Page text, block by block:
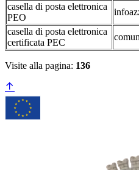
casella di posta elettronica
PEO
casella di posta elettronica
certificata PEC
Visite alla pagina: 136